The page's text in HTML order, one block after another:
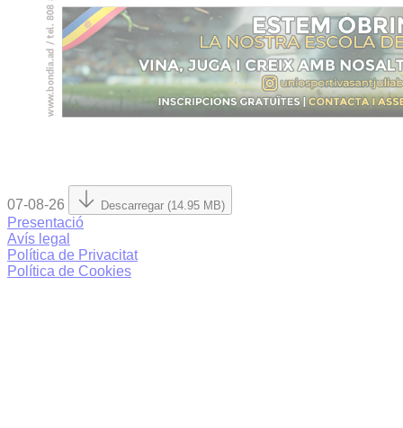
07-08-26 Descarregar (14.95 MB)
Presentació
Avís legal
Política de Privacitat
Política de Cookies